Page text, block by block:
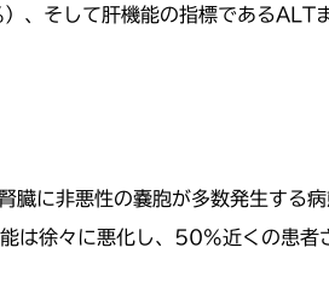
そして肝機能の指標であるALT
臓に非悪性の嚢胞が多数発生す
は徐々に悪化し、50%近くの患者